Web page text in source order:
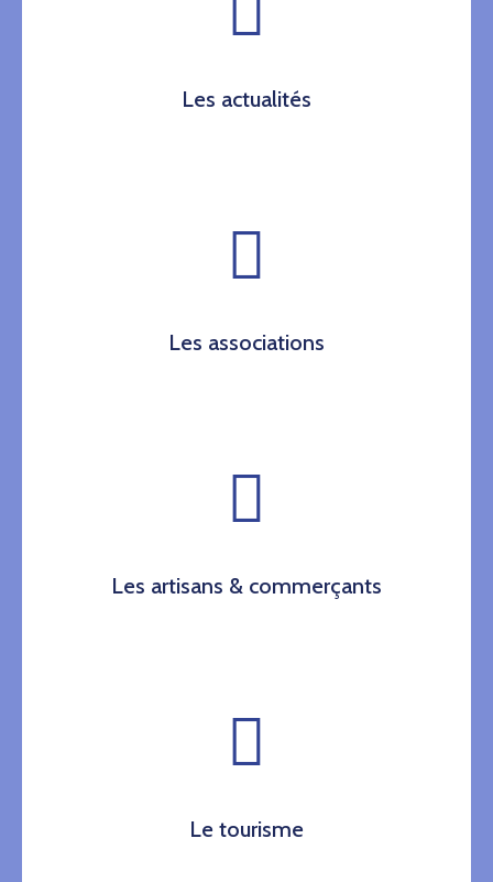
Les actualités
Les associations
Les artisans & commerçants
Le tourisme